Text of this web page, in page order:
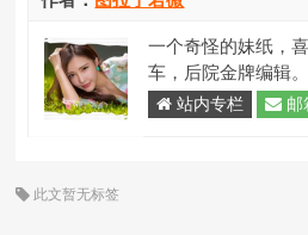
一个奇怪的妹纸，
车，后院金牌编辑。
站内专栏 邮
此文暂无标签